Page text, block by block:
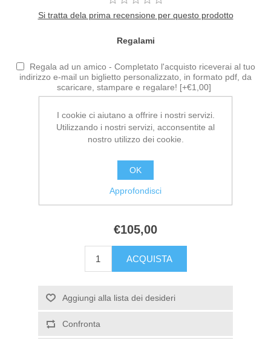
Si tratta dela prima recensione per questo prodotto
Regalami
Regala ad un amico - Completato l'acquisto riceverai al tuo
indirizzo e-mail un biglietto personalizzato, in formato pdf, da
scaricare, stampare e regalare! [+€1,00]
€105,00
I cookie ci aiutano a offrire i nostri servizi.
Utilizzando i nostri servizi, acconsentite al
nostro utilizzo dei cookie.
OK
Approfondisci